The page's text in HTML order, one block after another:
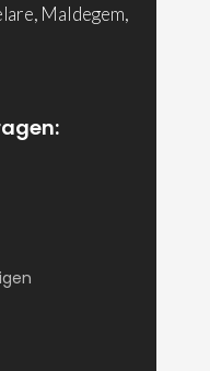
Maldegem,